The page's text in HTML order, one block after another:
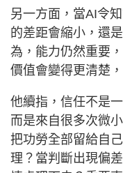
另一方面，當AI令
的差距會縮小，還
為，能力仍然重要
價值會變得更清楚
他續指，信任不是
而是來自很多次微
把功勞全部留給自
理？當判斷出現偏